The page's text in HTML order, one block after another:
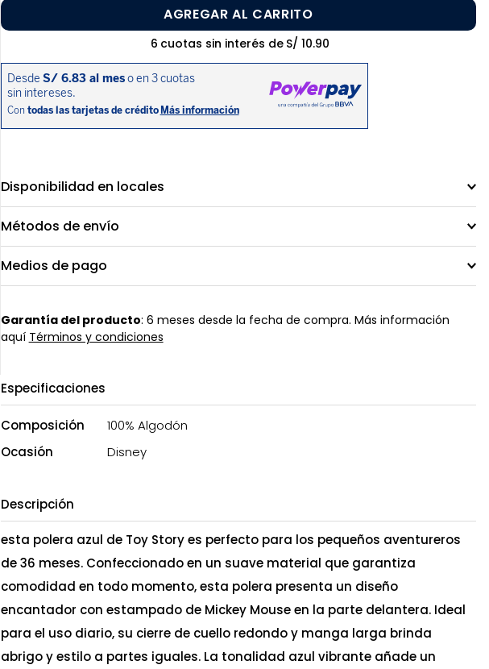
AGREGAR AL CARRITO
6 cuotas sin interés de S/ 10.90
Disponibilidad en locales
Métodos de envío
Medios de pago
Garantía del producto: 6 meses desde la fecha de compra. Más información
aquí Términos y condiciones
Especificaciones
Composición
100% Algodón
Ocasión
Disney
Descripción
esta polera azul de Toy Story es perfecto para los pequeños aventureros
de 36 meses. Confeccionado en un suave material que garantiza
comodidad en todo momento, esta polera presenta un diseño
encantador con estampado de Mickey Mouse en la parte delantera. Ideal
para el uso diario, su cierre de cuello redondo y manga larga brinda
abrigo y estilo a partes iguales. La tonalidad azul vibrante añade un